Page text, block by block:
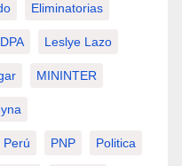
Eliminatorias
Leslye Lazo
MININTER
Perú PNP Politica